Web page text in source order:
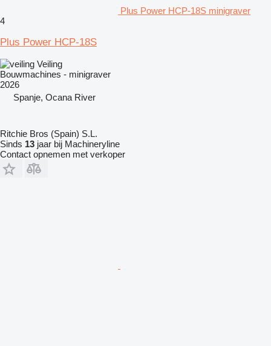
Plus Power HCP-18S minigraver
4
Plus Power HCP-18S
Veiling
Bouwmachines - minigraver
2026
Spanje, Ocana River
Ritchie Bros (Spain) S.L.
Sinds 13 jaar bij Machineryline
Contact opnemen met verkoper